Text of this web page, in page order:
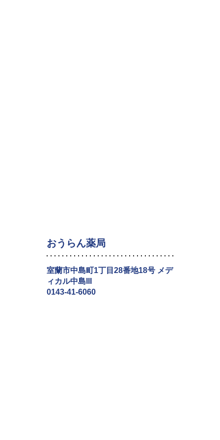
おうらん薬局
室蘭市中島町1丁目28番地18号 メデ
ィカル中島III
0143-41-6060